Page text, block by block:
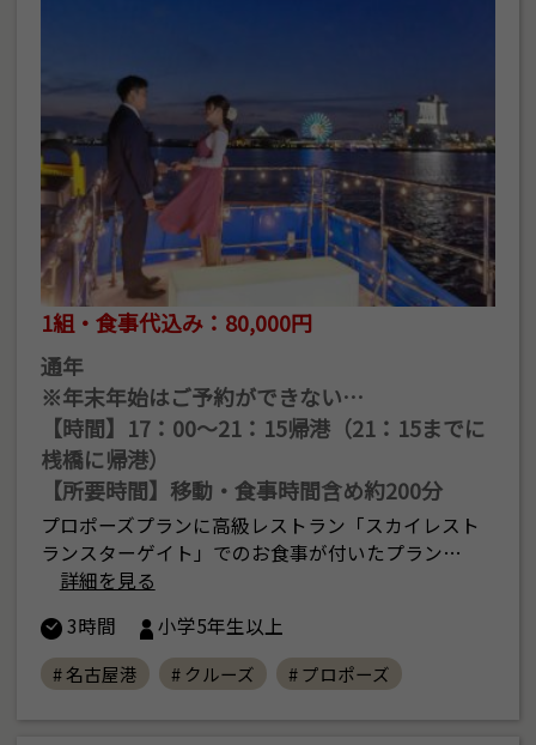
1組・食事代込み：80,000円
通年
※年末年始はご予約ができない…
【時間】17：00〜21：15帰港（21：15までに
桟橋に帰港）
【所要時間】移動・食事時間含め約200分
プロポーズプランに高級レストラン「スカイレスト
ランスターゲイト」でのお食事が付いたプラン…
詳細を見る
3時間
小学5年生以上
# 名古屋港 # クルーズ # プロポーズ